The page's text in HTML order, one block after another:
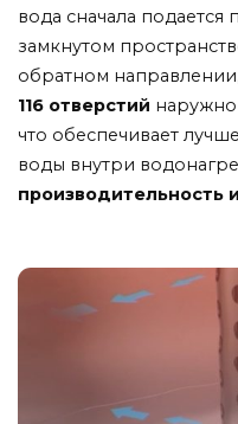
вода сначала подается
замкнутом
обратном
116 отверстий
что обеспечивает
воды внутри
производительность